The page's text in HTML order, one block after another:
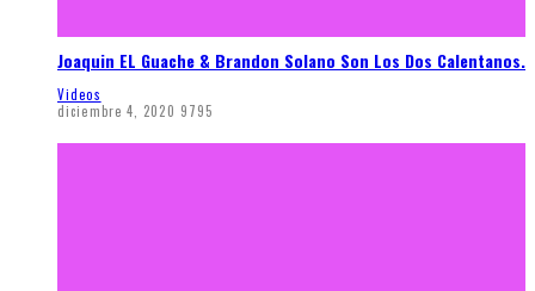
Joaquin EL Guache & Brandon Solano Son Los Dos Calentanos.
Videos
diciembre 4, 2020 9795